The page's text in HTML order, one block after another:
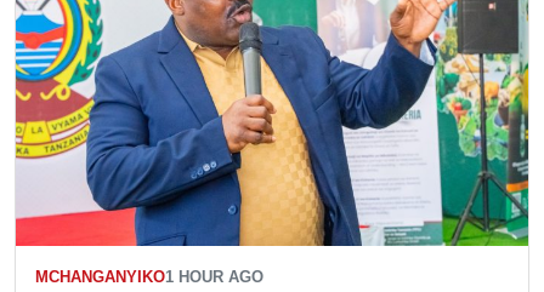
MCHANGANYIKO1 HOUR AGO